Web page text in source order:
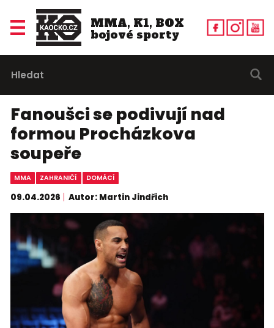
MMA, K1, BOX
bojové sporty
Fanoušci se podivují nad
formou Procházkova
soupeře
MMA ZAHRANIČÍ DOMÁCÍ
09.04.2026 Autor: Martin Jindřich